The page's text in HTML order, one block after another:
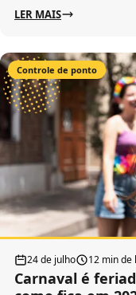
LER MAIS
Controle de ponto
24 de julho 12 min de
Carnaval é